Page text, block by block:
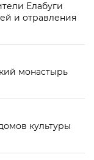
Елабуги
и отравления
монастырь
культуры